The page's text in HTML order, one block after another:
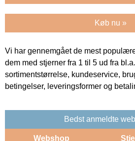
Køb nu »
Vi har gennemgået de mest
dem med stjerner fra 1 til 5 ud fra
sortimentstørrelse, kundeservice,
betingelser, leveringsformer og
Bedst anmeldte
Webshop